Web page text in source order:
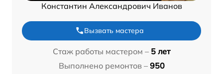
Константин Александрович Иванов
Вызвать мастера
Стаж работы мастером – 5 лет
Выполнено ремонтов – 950